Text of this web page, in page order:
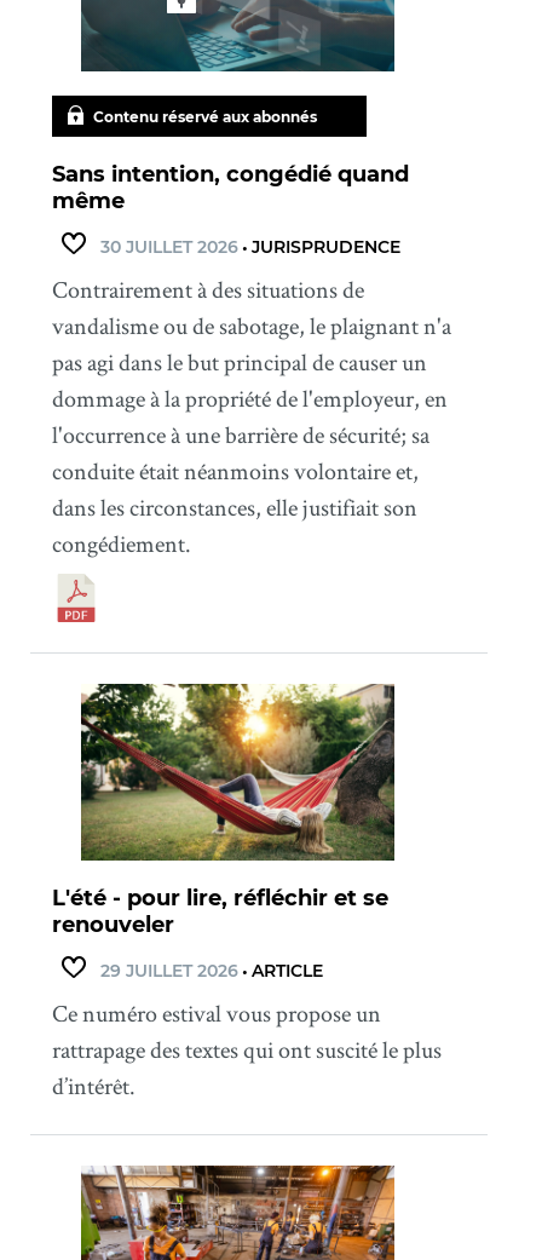
Contenu réservé aux abonnés
Sans intention, congédié quand
même
30 JUILLET 2026• JURISPRUDENCE
Contrairement à des situations de
vandalisme ou de sabotage, le plaignant n'a
pas agi dans le but principal de causer un
dommage à la propriété de l'employeur, en
l'occurrence à une barrière de sécurité; sa
conduite était néanmoins volontaire et,
dans les circonstances, elle justifiait son
congédiement.
L'été - pour lire, réfléchir et se
renouveler
29 JUILLET 2026• ARTICLE
Ce numéro estival vous propose un
rattrapage des textes qui ont suscité le plus
d’intérêt.